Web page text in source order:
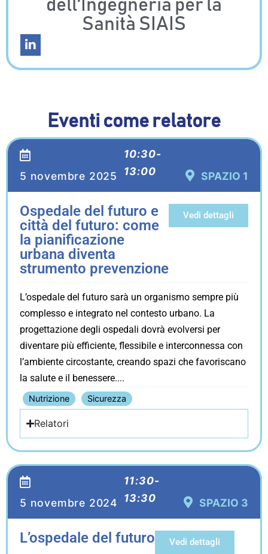
dell'Ingegneria per la
Sanità SIAIS
Eventi come relatore
5 novembre 2025
10:30-
13:00
SPAZIO 1
Ospedale del futuro e
città del futuro: come
la pianificazione
urbana diventa
strumento prevenzione
Vedi dettagli
L’ospedale del futuro sarà un organismo sempre più
complesso e integrato nel contesto urbano. La
progettazione degli ospedali dovrà evolversi per
diventare più efficiente, flessibile e interconnessa con
l’ambiente circostante, creando spazi che favoriscano
la salute e il benessere.
Nutrizione Sicurezza
Relatori
5 novembre 2024
11:30-
13:30
SPAZIO 3
L’ospedale del futuro Vedi dettagli